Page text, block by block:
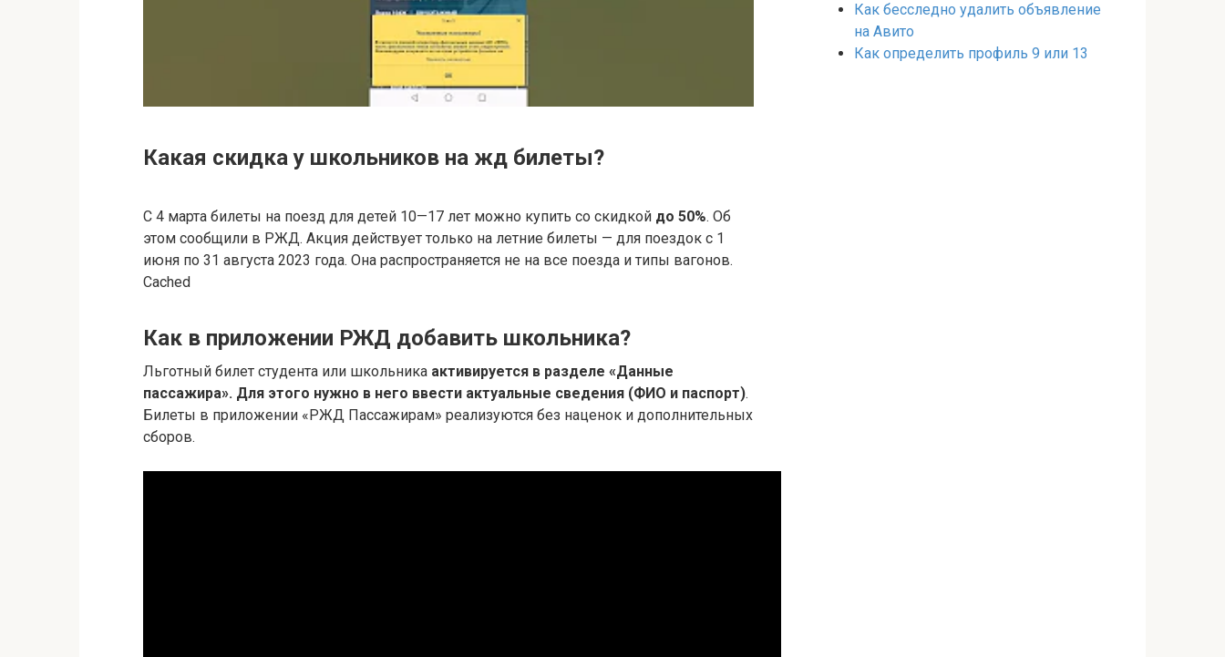
Какая скидка у школьников на жд билеты?
С 4 марта билеты на поезд для детей 10—17 лет можно купить со скидкой до 50%. Об
этом сообщили в РЖД. Акция действует только на летние билеты — для поездок с 1
июня по 31 августа 2023 года. Она распространяется не на все поезда и типы вагонов.
Cached
Как в приложении РЖД добавить школьника?
Льготный билет студента или школьника активируется в разделе «Данные
пассажира». Для этого нужно в него ввести актуальные сведения (ФИО и паспорт).
Билеты в приложении «РЖД Пассажирам» реализуются без наценок и дополнительных
сборов.
Как бесследно удалить объявление
на Авито
Как определить профиль 9 или 13